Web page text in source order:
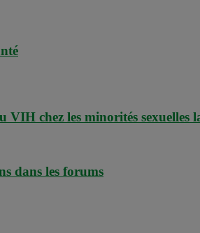
chez les minorités sexuelles
dans les forums